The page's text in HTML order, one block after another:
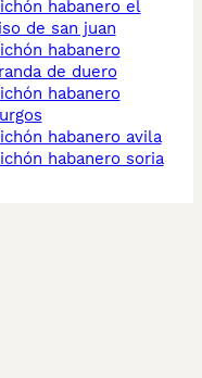
de san juan
de duero
bichón habanero avila
bichón habanero soria